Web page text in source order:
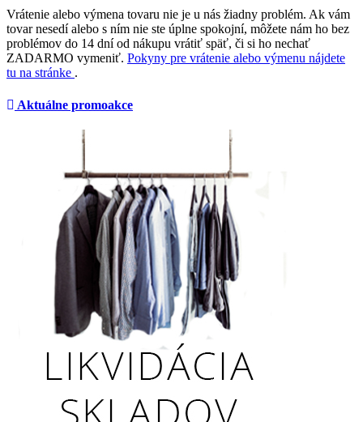
Vrátenie alebo výmena tovaru nie je u nás žiadny problém. Ak vám
tovar nesedí alebo s ním nie ste úplne spokojní, môžete nám ho bez
problémov do 14 dní od nákupu vrátiť späť, či si ho nechať
ZADARMO vymeniť. Pokyny pre vrátenie alebo výmenu nájdete
tu na stránke .
Aktuálne promoakce